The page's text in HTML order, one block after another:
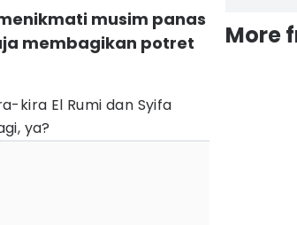
musim panas
membagikan potret
kira El Rumi dan Syifa
ya?
More